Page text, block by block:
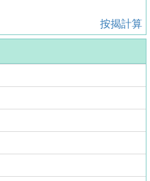
按揭計算